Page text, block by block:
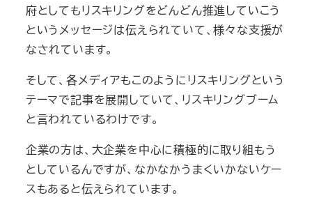
府としてもリスキリングをどんどん推進していこう
というメッセージは伝えられていて、様々な支援が
なされています。
そして、各メディアもこのようにリスキリングという
テーマで記事を展開していて、リスキリングブーム
と言われているわけです。
企業の方は、大企業を中心に積極的に取り組もう
としているんですが、なかなかうまくいかないケー
スもあると伝えられています。